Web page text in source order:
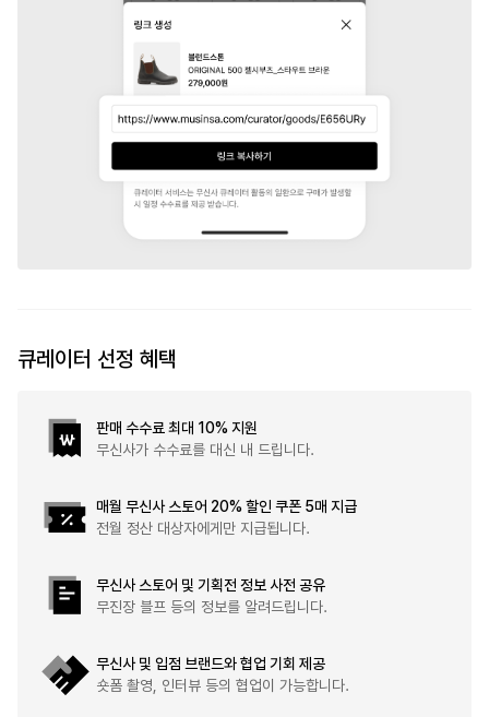
큐레이터 선정 혜택
판매 수수료 최대 10% 지원
무신사가 수수료를 대신 내 드립니다.
매월 무신사 스토어 20% 할인 쿠폰 5매 지급
전월 정산 대상자에게만 지급됩니다.
무신사 스토어 및 기획전 정보 사전 공유
무진장 블프 등의 정보를 알려드립니다.
무신사 및 입점 브랜드와 협업 기회 제공
숏폼 촬영, 인터뷰 등의 협업이 가능합니다.